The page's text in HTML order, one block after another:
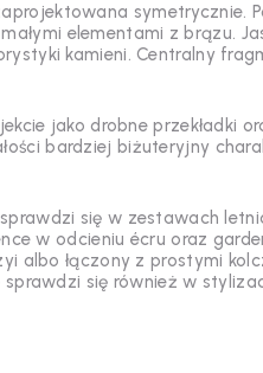
symetrycznie.
elementami z brązu.
kamieni. Centralny
jako drobne przekładki
bardziej biżuteryjny
się w zestawach
w odcieniu écru oraz
albo łączony z prostymi
sprawdzi się również w